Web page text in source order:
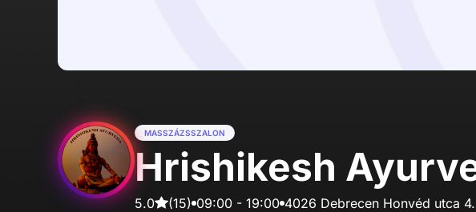
MASSZÁZSSZALON
Hrishikesh
5.0 (15) 09:00- 19:00 4026 Debrecen Honvéd utca 4.